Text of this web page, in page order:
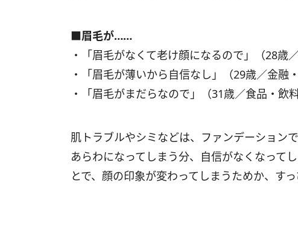
■眉毛が……
・「眉毛がなくて老け顔になるので」（28歳
・「眉毛が薄いから自信なし」（29歳／金融
・「眉毛がまだらなので」（31歳／食品・飲
肌トラブルやシミなどは、ファンデーション
あらわになってしまう分、自信がなくなって
とで、顔の印象が変わってしまうためか、す